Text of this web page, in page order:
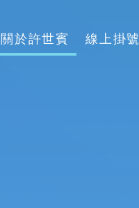
關於許世賓 線上掛號